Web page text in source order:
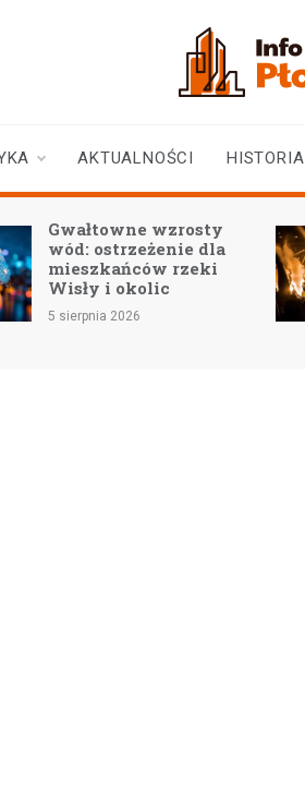
AKTUALNOŚCI HISTORIA
Gwałtowne wzrosty
wód: ostrzeżenie dla
mieszkańców rzeki
Wisły i okolic
5 sierpnia 2026